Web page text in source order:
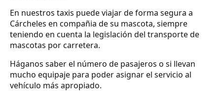
En nuestros taxis puede viajar de forma segura a
Cárcheles en compañia de su mascota, siempre
teniendo en cuenta la legislación del transporte de
mascotas por carretera.
Háganos saber el número de pasajeros o si llevan
mucho equipaje para poder asignar el servicio al
vehículo más apropiado.